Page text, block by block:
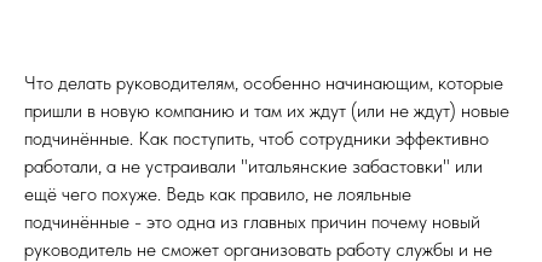
Что делать руководителям, особенно начинающим, которые
пришли в новую компанию и там их ждут (или не ждут) новые
подчинённые. Как поступить, чтоб сотрудники эффективно
работали, а не устраивали "итальянские забастовки" или
ещё чего похуже. Ведь как правило, не лояльные
подчинённые - это одна из главных причин почему новый
руководитель не сможет организовать работу службы и не